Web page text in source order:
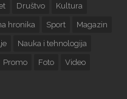
Društvo Kultura
hronika Sport Magazin
Nauka i tehnologija
Promo Foto Video